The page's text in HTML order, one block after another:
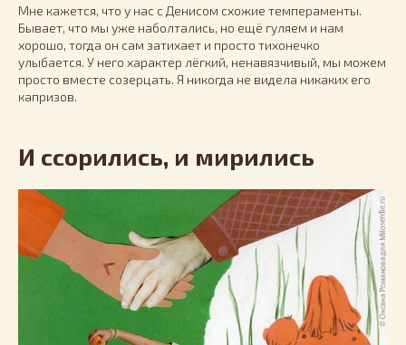
Мне кажется, что у нас с Денисом схожие темпераменты.
Бывает, что мы уже наболтались, но ещё гуляем и нам
хорошо, тогда он сам затихает и просто тихонечко
улыбается. У него характер лёгкий, ненавязчивый, мы можем
просто вместе созерцать. Я никогда не видела никаких его
капризов.
И ссорились, и мирились